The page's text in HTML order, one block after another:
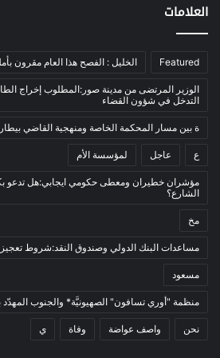
الرئيسية
العالم العربي
المحكمة الخاصة
بيئة
أدب وشعر
إعلام
بروفايل
في مثل هذا اليوم
قصة
العلامات
Featured الخليل : الفصح هذا العام مقرون
الوزير المرتضى من مدينة صور:المطلوب إخراج
التدخل في شؤون القضاء
ة بين مسار المحكمة الخاصة ومنهجية القاضي
ع عاجل لمؤسسة الأم
مؤشران خطيران ومعطى حكومي ايجابي:هل تدعو
الشارع؟
مخ
مساعدات البنك الدولي وصندوق النقد:شروط
مسعود
منظمة "أوري تسافون" الصهيونيَّة* والجنوب
نحن واصف عواضة وفاة ي